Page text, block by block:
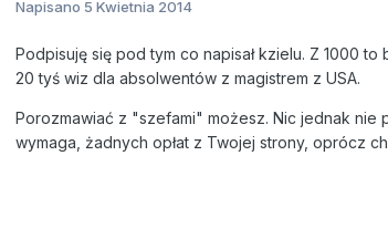
Napisano 5 Kwietnia 2014
Podpisuję się pod tym co napisał kzielu. Z 1000
20 tyś wiz dla absolwentów z magistrem z USA.
Porozmawiać z "szefami" możesz. Nic jednak nie
wymaga, żadnych opłat z Twojej strony, oprócz